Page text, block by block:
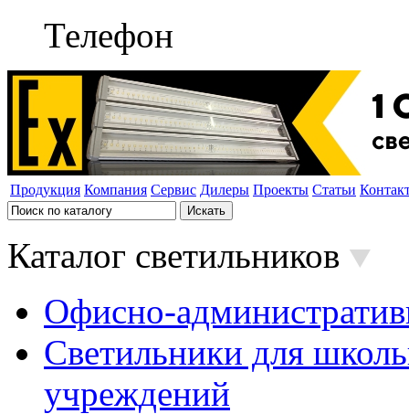
Телефон
Продукция Компания Сервис Дилеры Проекты Статьи
Каталог светильников
Офисно-
Светильники для
учреждений